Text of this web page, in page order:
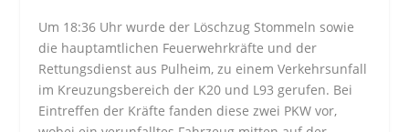
Um 18:36 Uhr wurde der Löschzug Stommeln sowie
die hauptamtlichen Feuerwehrkräfte und der
Rettungsdienst aus Pulheim, zu einem Verkehrsunfall
im Kreuzungsbereich der K20 und L93 gerufen. Bei
Eintreffen der Kräfte fanden diese zwei PKW vor,